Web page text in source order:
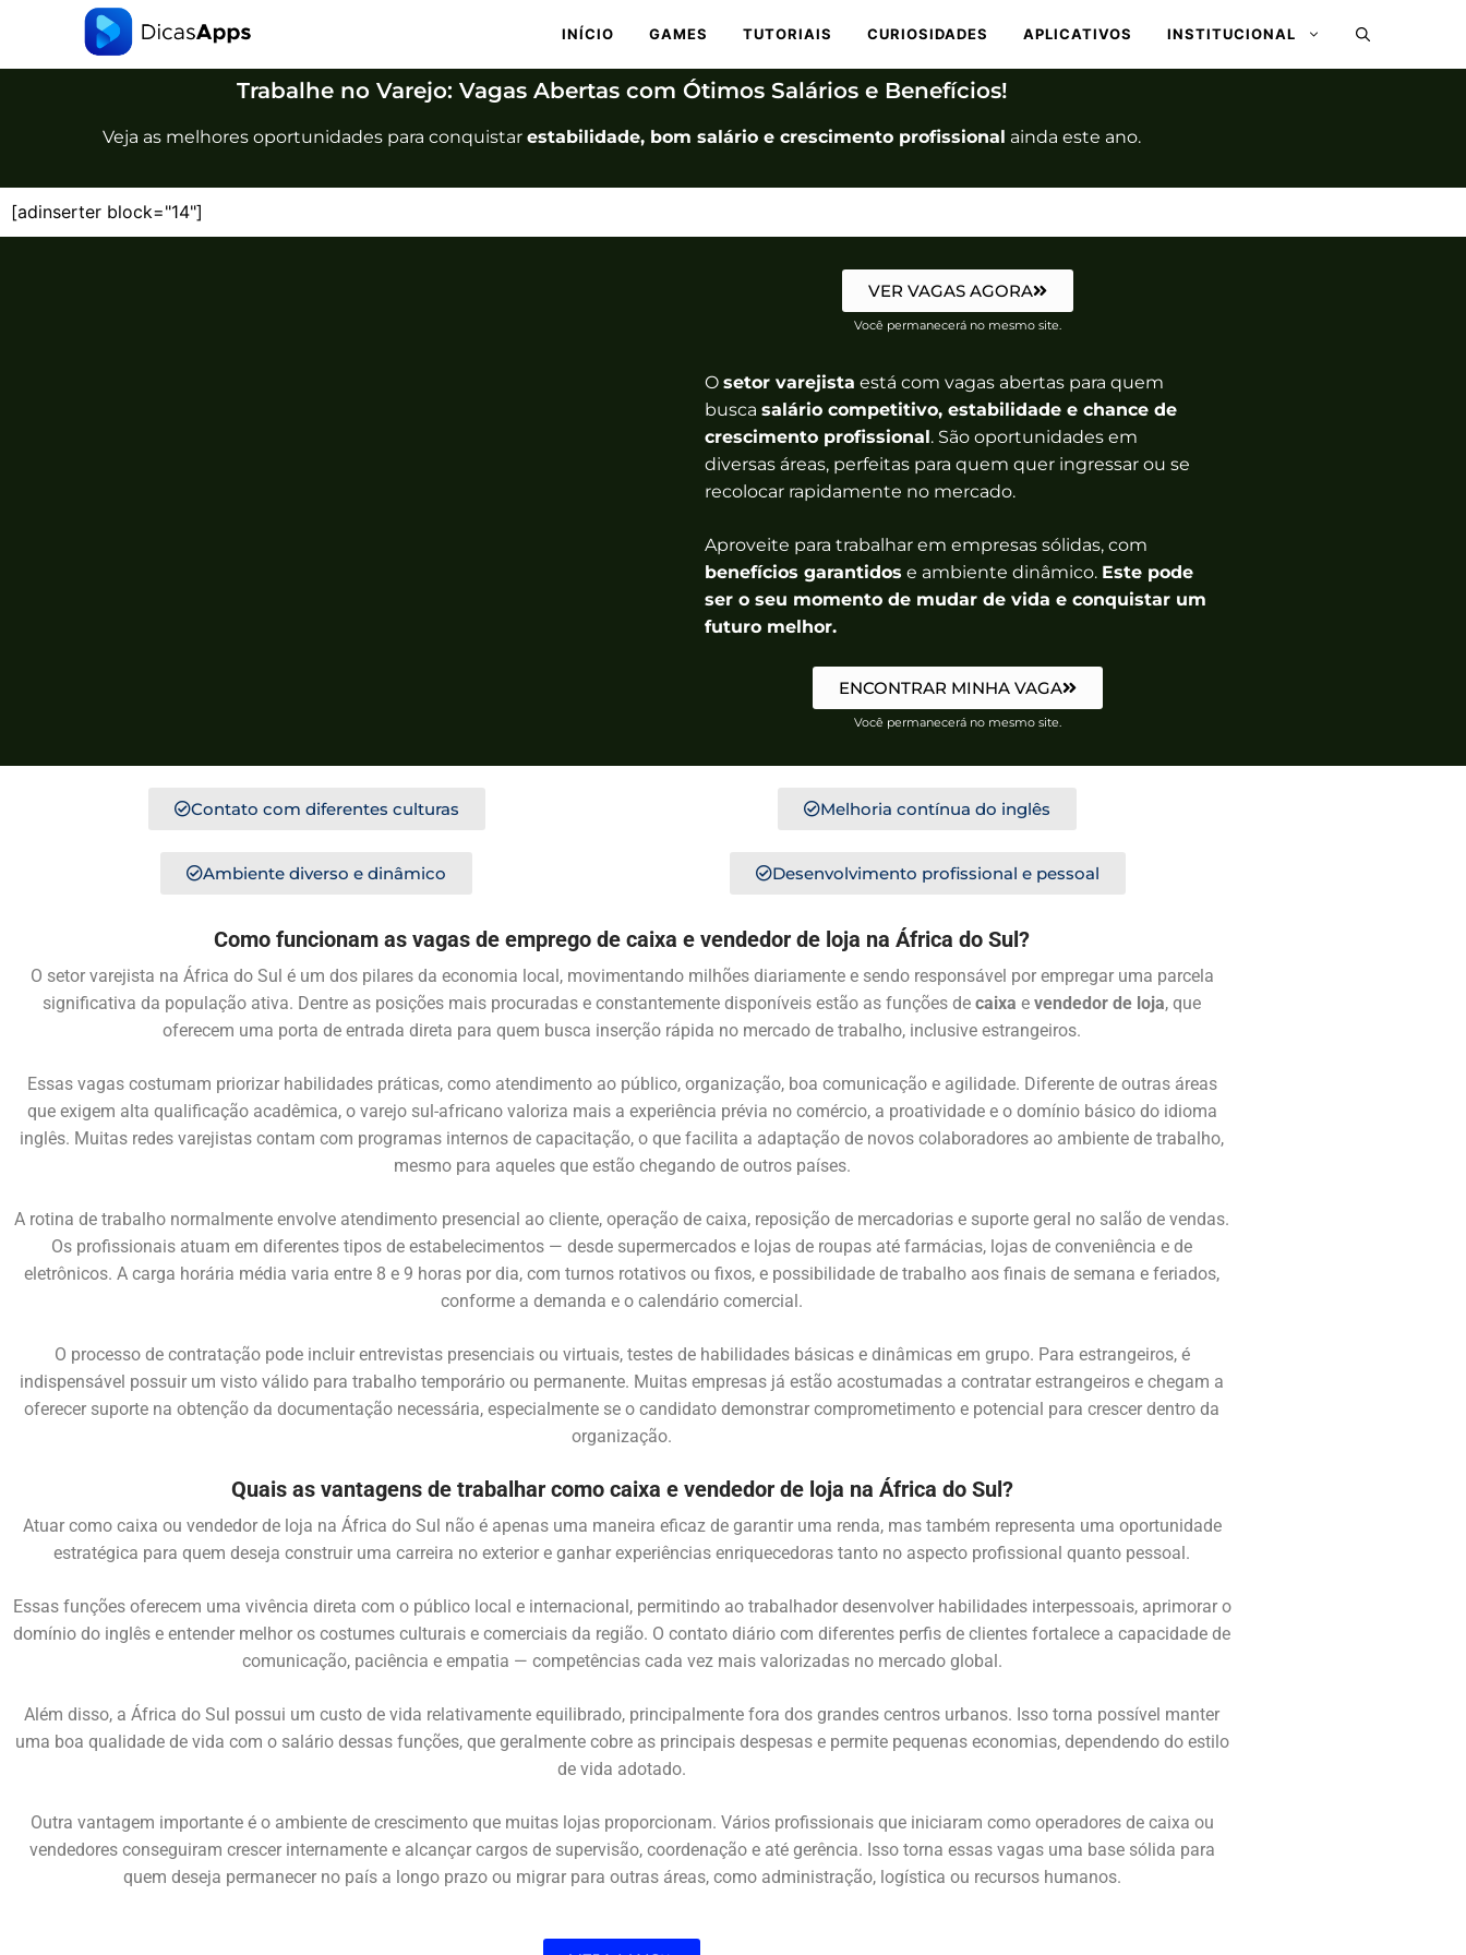
INÍCIO GAMES TUTORIAIS CURIOSIDADES APLICATIVOS INSTITUCIONAL
Trabalhe no Varejo: Vagas Abertas com Ótimos Salários e Benefícios!
Veja as melhores oportunidades para conquistar estabilidade, bom salário e crescimento profissional ainda este ano.
[adinserter block="14"]
VER VAGAS AGORA
Você permanecerá no mesmo site.
O setor varejista está com vagas abertas para quem
busca salário competitivo, estabilidade e chance de
crescimento profissional. São oportunidades em
diversas áreas, perfeitas para quem quer ingressar ou se
recolocar rapidamente no mercado.
Aproveite para trabalhar em empresas sólidas, com
benefícios garantidos e ambiente dinâmico. Este pode
ser o seu momento de mudar de vida e conquistar um
futuro melhor.
ENCONTRAR MINHA VAGA
Você permanecerá no mesmo site.
Contato com diferentes culturas Melhoria contínua do inglês
Ambiente diverso e dinâmico Desenvolvimento profissional e pessoal
Como funcionam as vagas de emprego de caixa e vendedor de loja na África do Sul?
O setor varejista na África do Sul é um dos pilares da economia local, movimentando milhões diariamente e sendo responsável por empregar uma parcela
significativa da população ativa. Dentre as posições mais procuradas e constantemente disponíveis estão as funções de caixa e vendedor de loja, que
oferecem uma porta de entrada direta para quem busca inserção rápida no mercado de trabalho, inclusive estrangeiros.
Essas vagas costumam priorizar habilidades práticas, como atendimento ao público, organização, boa comunicação e agilidade. Diferente de outras áreas
que exigem alta qualificação acadêmica, o varejo sul-africano valoriza mais a experiência prévia no comércio, a proatividade e o domínio básico do idioma
inglês. Muitas redes varejistas contam com programas internos de capacitação, o que facilita a adaptação de novos colaboradores ao ambiente de trabalho,
mesmo para aqueles que estão chegando de outros países.
A rotina de trabalho normalmente envolve atendimento presencial ao cliente, operação de caixa, reposição de mercadorias e suporte geral no salão de vendas.
Os profissionais atuam em diferentes tipos de estabelecimentos — desde supermercados e lojas de roupas até farmácias, lojas de conveniência e de
eletrônicos. A carga horária média varia entre 8 e 9 horas por dia, com turnos rotativos ou fixos, e possibilidade de trabalho aos finais de semana e feriados,
conforme a demanda e o calendário comercial.
O processo de contratação pode incluir entrevistas presenciais ou virtuais, testes de habilidades básicas e dinâmicas em grupo. Para estrangeiros, é
indispensável possuir um visto válido para trabalho temporário ou permanente. Muitas empresas já estão acostumadas a contratar estrangeiros e chegam a
oferecer suporte na obtenção da documentação necessária, especialmente se o candidato demonstrar comprometimento e potencial para crescer dentro da
organização.
Quais as vantagens de trabalhar como caixa e vendedor de loja na África do Sul?
Atuar como caixa ou vendedor de loja na África do Sul não é apenas uma maneira eficaz de garantir uma renda, mas também representa uma oportunidade
estratégica para quem deseja construir uma carreira no exterior e ganhar experiências enriquecedoras tanto no aspecto profissional quanto pessoal.
Essas funções oferecem uma vivência direta com o público local e internacional, permitindo ao trabalhador desenvolver habilidades interpessoais, aprimorar o
domínio do inglês e entender melhor os costumes culturais e comerciais da região. O contato diário com diferentes perfis de clientes fortalece a capacidade de
comunicação, paciência e empatia — competências cada vez mais valorizadas no mercado global.
Além disso, a África do Sul possui um custo de vida relativamente equilibrado, principalmente fora dos grandes centros urbanos. Isso torna possível manter
uma boa qualidade de vida com o salário dessas funções, que geralmente cobre as principais despesas e permite pequenas economias, dependendo do estilo
de vida adotado.
Outra vantagem importante é o ambiente de crescimento que muitas lojas proporcionam. Vários profissionais que iniciaram como operadores de caixa ou
vendedores conseguiram crescer internamente e alcançar cargos de supervisão, coordenação e até gerência. Isso torna essas vagas uma base sólida para
quem deseja permanecer no país a longo prazo ou migrar para outras áreas, como administração, logística ou recursos humanos.